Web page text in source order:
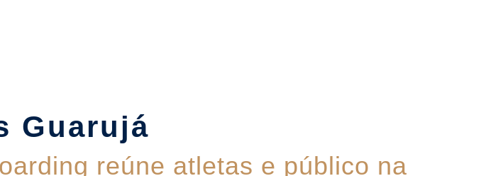
Guarujá
reúne atletas e público na